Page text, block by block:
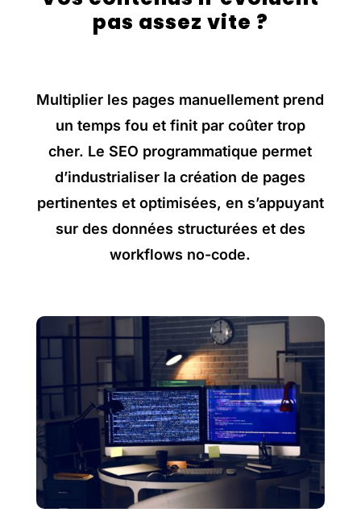
pas assez vite ?
Multiplier les pages manuellement prend
un temps fou et finit par coûter trop
cher. Le SEO programmatique permet
d’industrialiser la création de pages
pertinentes et optimisées, en s’appuyant
sur des données structurées et des
workflows no-code.